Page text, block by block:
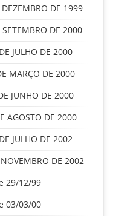
DE 1999
DE 2000
JULHO DE 2000
MARÇO DE 2000
JUNHO DE 2000
AGOSTO DE 2000
JULHO DE 2002
DE 2002
29/12/99
03/03/00